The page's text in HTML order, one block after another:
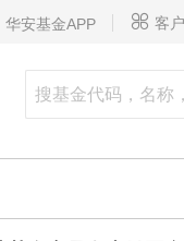
华安基金APP  客